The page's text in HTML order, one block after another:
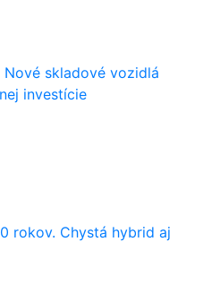
skladové vozidlá
investície
rokov. Chystá hybrid aj